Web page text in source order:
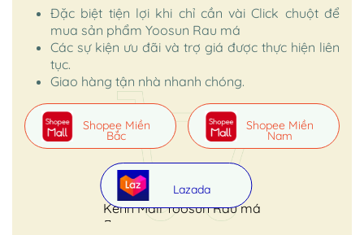
Đặc biệt tiện lợi khi chỉ cần vài Click chuột để
mua sản phẩm Yoosun Rau má
Các sự kiện ưu đãi và trợ giá được thực hiện liên
tục.
Giao hàng tận nhà nhanh chóng.
Kênh Mall Yoosun Rau má
Shopee Miền
Bắc
Shopee Miền
Nam
Lazada